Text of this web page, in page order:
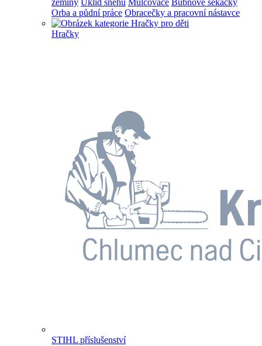
zeminy Úklid sněhu Mulčovače Bubnové sekačky
Orba a půdní práce Obracečky a pracovní nástavce
Hračky
STIHL příslušenství